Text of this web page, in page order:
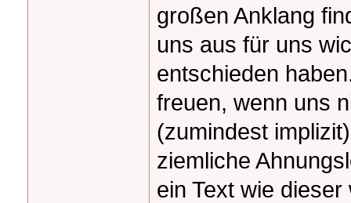
großen Anklang
uns aus für uns
entschieden
freuen, wenn uns
(zumindest
ziemliche
ein Text wie